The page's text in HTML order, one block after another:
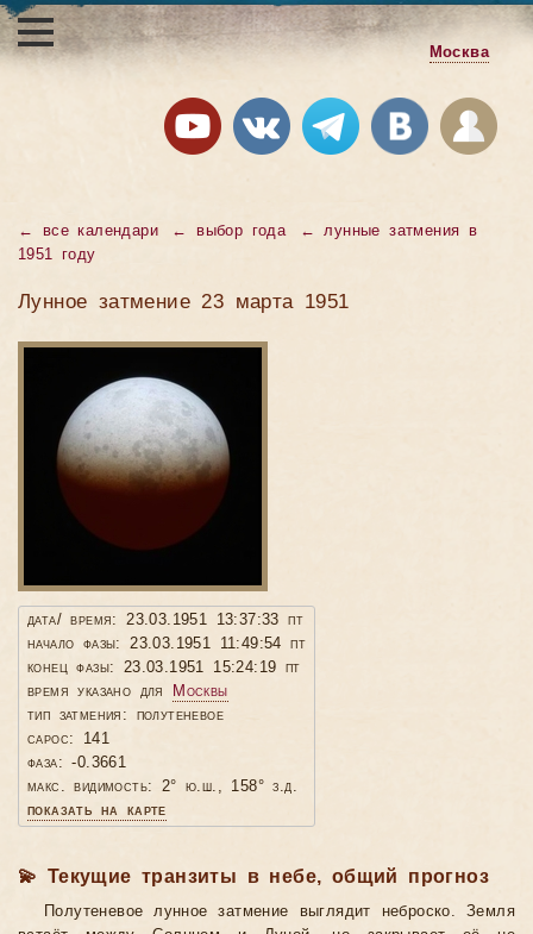
Москва
← все календари ← выбор года ←лунные затмения в
1951 году
Лунное затмение 23 марта 1951
дата/ время: 23.03.1951 13:37:33 пт
начало фазы: 23.03.1951 11:49:54 пт
конец фазы: 23.03.1951 15:24:19 пт
время указано для Москвы
тип затмения: полутеневое
сарос: 141
фаза: -0.3661
макс. видимость: 2° ю.ш., 158° з.д.
показать на карте
💫 Текущие транзиты в небе, общий прогноз
Полутеневое лунное затмение выглядит неброско. Земля